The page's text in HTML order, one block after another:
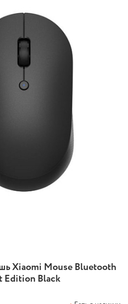
Xiaomi Mouse Bluetooth
Edition Black